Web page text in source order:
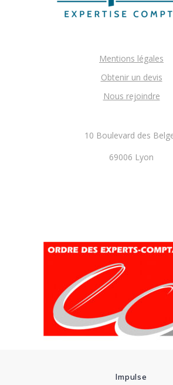
Mentions légales
Obtenir un devis
Nous rejoindre
10 Boulevard des
69006 Lyon
Impulse